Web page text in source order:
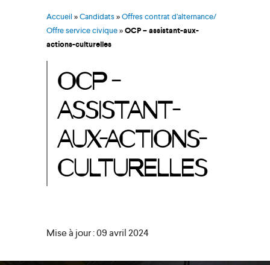
Accueil»Candidats»Offres contrat d’alternance/
Offre service civique»OCP – assistant-aux-
actions-culturelles
OCP –
ASSISTANT-
AUX-ACTIONS-
CULTURELLES
Mise à jour : 09 avril 2024